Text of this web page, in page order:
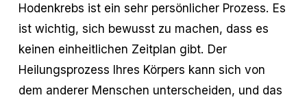
Hodenkrebs ist ein sehr persönlicher Prozess. Es
ist wichtig, sich bewusst zu machen, dass es
keinen einheitlichen Zeitplan gibt. Der
Heilungsprozess Ihres Körpers kann sich von
dem anderer Menschen unterscheiden, und das